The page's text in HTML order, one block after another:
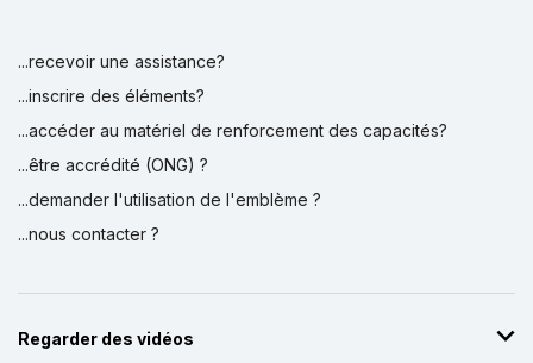
...recevoir une assistance?
...inscrire des éléments?
...accéder au matériel de renforcement des capacités?
...être accrédité (ONG) ?
...demander l'utilisation de l'emblème ?
...nous contacter ?
Regarder des vidéos